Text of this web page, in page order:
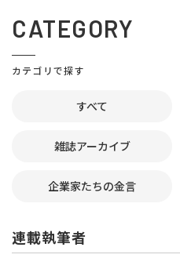
CATEGORY
カテゴリで探す
すべて
雑誌アーカイブ
企業家たちの金言
連載執筆者